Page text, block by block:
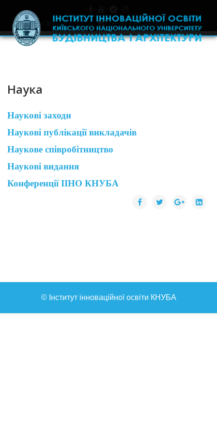
+380445971977 skrynka.doviry@iino.in.ua
Наука
Наукові заходи
Наукові публікації викладачів
Наукове співробітництво
Наукові видання
Конференції ІІНО КНУБА
© Інститут інноваційної освіти КНУБА